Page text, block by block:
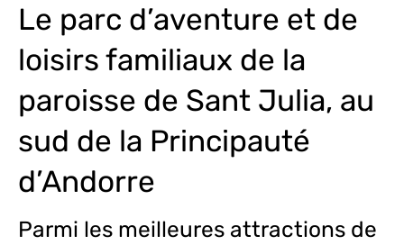
Le parc d’aventure et de
loisirs familiaux de la
paroisse de Sant Julia, au
sud de la Principauté
d’Andorre
Parmi les meilleures attractions de